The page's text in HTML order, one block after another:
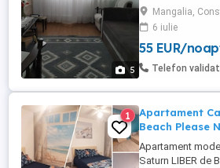
5
liniștită aproape
plaja Mangalia.
de 42 mp.
apropierea
Mangalia,
6 iulie
55 EUR/
Telefon validat
1
Apartament
Beach Please
Apartament
Saturn LIBER de